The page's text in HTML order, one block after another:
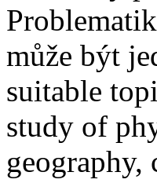
může být
suitable
study of